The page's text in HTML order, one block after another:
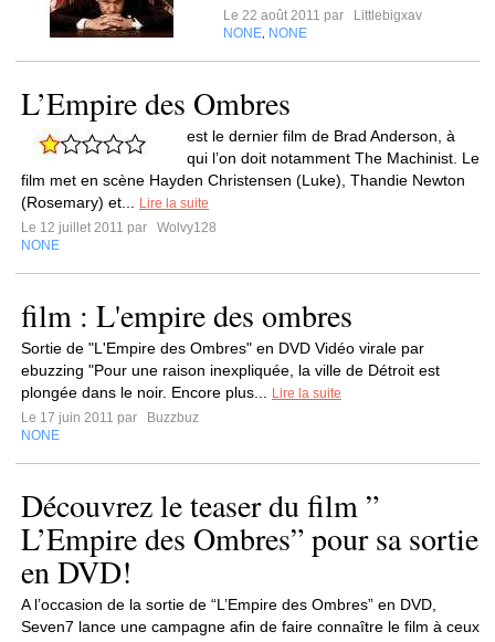
Le 22 août 2011 par
Littlebigxav
NONE NONE
L’Empire des Ombres
est le dernier film de Brad Anderson, à
qui l’on doit notamment The Machinist. Le
film met en scène Hayden Christensen (Luke), Thandie Newton
(Rosemary) et...
Lire la suite
Le 12 juillet 2011 par
Wolvy128
NONE
film : L'empire des ombres
Sortie de "L'Empire des Ombres" en DVD Vidéo virale par
ebuzzing "Pour une raison inexpliquée, la ville de Détroit est
plongée dans le noir. Encore plus...
Lire la suite
Le 17 juin 2011 par
Buzzbuz
NONE
Découvrez le teaser du film ”
L’Empire des Ombres” pour sa sortie
en DVD!
A l’occasion de la sortie de “L’Empire des Ombres” en DVD,
Seven7 lance une campagne afin de faire connaître le film à ceux